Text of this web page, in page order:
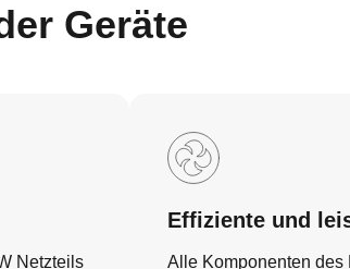
Geräte
Netzteils
Effiziente und
Alle Komponenten des